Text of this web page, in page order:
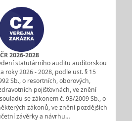
2026-2028
statutárního auditu auditorskou
roky 2026 - 2028, podle ust. § 15
Sb., o resortních, oborových,
pojišťovnách, ve znění
se zákonem č. 93/2009 Sb., o
zákonů, ve znění pozdějších
závěrky a návrhu…